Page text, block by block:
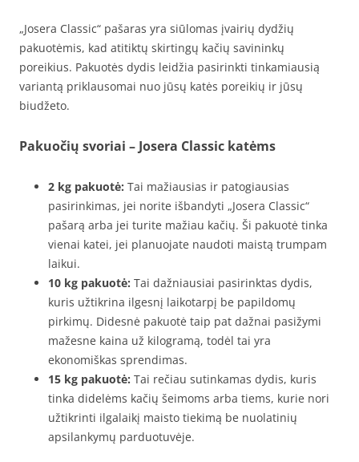
„Josera Classic“ pašaras yra siūlomas įvairių dydžių
pakuotėmis, kad atitiktų skirtingų kačių savininkų
poreikius. Pakuotės dydis leidžia pasirinkti tinkamiausią
variantą priklausomai nuo jūsų katės poreikių ir jūsų
biudžeto.
Pakuočių svoriai – Josera Classic katėms
2 kg pakuotė: Tai mažiausias ir patogiausias
pasirinkimas, jei norite išbandyti „Josera Classic“
pašarą arba jei turite mažiau kačių. Ši pakuotė tinka
vienai katei, jei planuojate naudoti maistą trumpam
laikui.
10 kg pakuotė: Tai dažniausiai pasirinktas dydis,
kuris užtikrina ilgesnį laikotarpį be papildomų
pirkimų. Didesnė pakuotė taip pat dažnai pasižymi
mažesne kaina už kilogramą, todėl tai yra
ekonomiškas sprendimas.
15 kg pakuotė: Tai rečiau sutinkamas dydis, kuris
tinka didelėms kačių šeimoms arba tiems, kurie nori
užtikrinti ilgalaikį maisto tiekimą be nuolatinių
apsilankymų parduotuvėje.